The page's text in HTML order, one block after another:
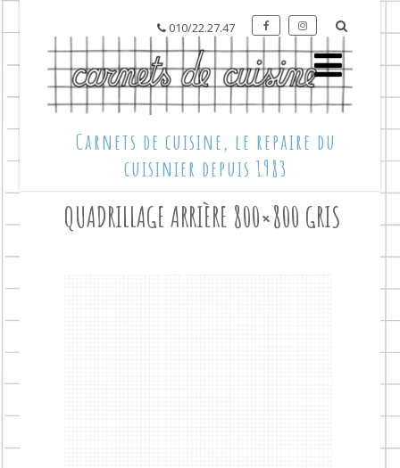
010/22.27.47
Carnets de cuisine, le repaire du
cuisinier depuis 1983
QUADRILLAGE ARRIÈRE 800×800 GRIS